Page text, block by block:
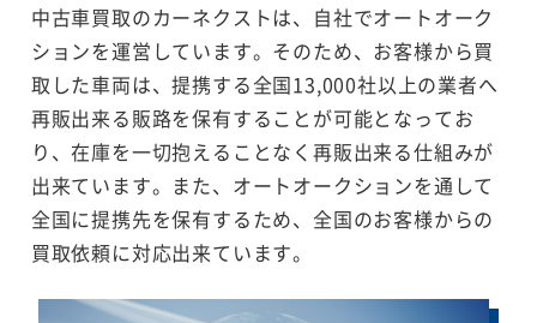
中古車買取のカーネクストは、自社でオートオーク
ションを運営しています。そのため、お客様から買
取した車両は、提携する全国13,000社以上の業者へ
再販出来る販路を保有することが可能となってお
り、在庫を一切抱えることなく再販出来る仕組みが
出来ています。また、オートオークションを通して
全国に提携先を保有するため、全国のお客様からの
買取依頼に対応出来ています。